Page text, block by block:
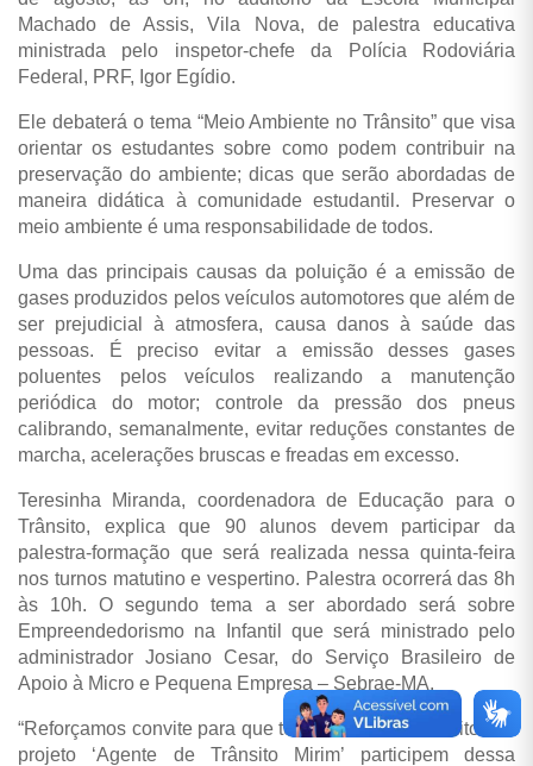
Machado de Assis, Vila Nova, de palestra educativa
ministrada pelo inspetor-chefe da Polícia Rodoviária
Federal, PRF, Igor Egídio.
Ele debaterá o tema “Meio Ambiente no Trânsito” que visa
orientar os estudantes sobre como podem contribuir na
preservação do ambiente; dicas que serão abordadas de
maneira didática à comunidade estudantil. Preservar o
meio ambiente é uma responsabilidade de todos.
Uma das principais causas da poluição é a emissão de
gases produzidos pelos veículos automotores que além de
ser prejudicial à atmosfera, causa danos à saúde das
pessoas. É preciso evitar a emissão desses gases
poluentes pelos veículos realizando a manutenção
periódica do motor; controle da pressão dos pneus
calibrando, semanalmente, evitar reduções constantes de
marcha, acelerações bruscas e freadas em excesso.
Teresinha Miranda, coordenadora de Educação para o
Trânsito, explica que 90 alunos devem participar da
palestra-formação que será realizada nessa quinta-feira
nos turnos matutino e vespertino. Palestra ocorrerá das 8h
às 10h. O segundo tema a ser abordado será sobre
Empreendedorismo na Infantil que será ministrado pelo
administrador Josiano Cesar, do Serviço Brasileiro de
Apoio à Micro e Pequena Empresa – Sebrae-MA.
“Reforçamos convite para que todos os alunos inscritos no
projeto ‘Agente de Trânsito Mirim’ participem dessa